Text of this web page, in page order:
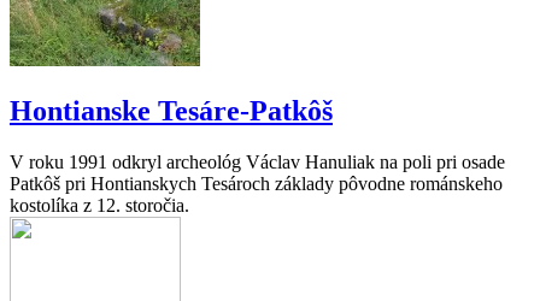
Hontianske Tesáre-Patkôš
V roku 1991 odkryl archeológ Václav Hanuliak na poli pri osade
Patkôš pri Hontianskych Tesároch základy pôvodne románskeho
kostolíka z 12. storočia.